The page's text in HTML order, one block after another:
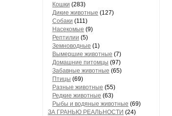
Кошки (283)
Дикие животные (127)
Собаки (111)
Насекомые (9)
Рептилии (5)
Земноводные (1)
Вымершие животные (7)
Домашние питомцы (97)
Забавные животные (65)
Птицы (69)
Разные животные (55)
Редкие животные (63)
Рыбы и водяные животные (69)
ЗА ГРАНЬЮ РЕАЛЬНОСТИ (24)